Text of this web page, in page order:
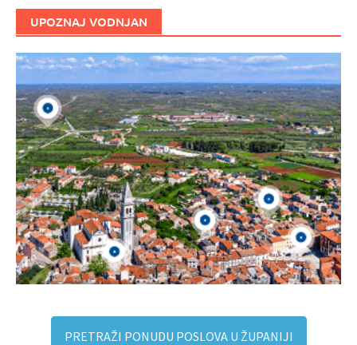
UPOZNAJ VODNJAN
PRETRAŽI PONUDU POSLOVA U ŽUPANIJI